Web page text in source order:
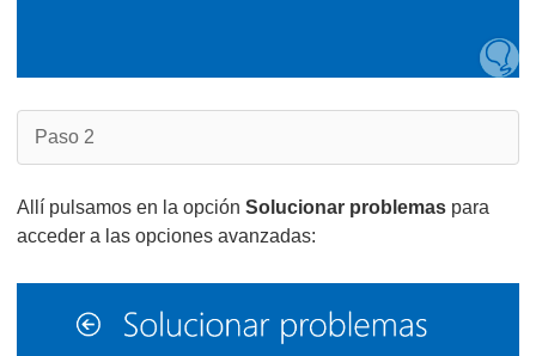
Paso 2
Allí pulsamos en la opción Solucionar problemas para
acceder a las opciones avanzadas: